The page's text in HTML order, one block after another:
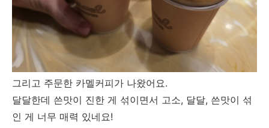
그리고 주문한 카멜커피가 나왔어요.
달달한데 쓴맛이 진한 게 섞이면서 고소, 달달, 쓴맛이 섞
인 게 너무 매력 있네요!